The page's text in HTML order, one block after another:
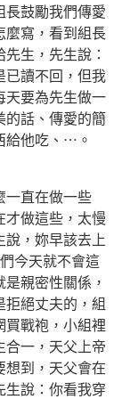
長鼓勵我們傳愛
麼寫，看到組長
生，先生說：
已讀不回，但我
天要為先生做一
的話、傳愛的簡
給他吃、⋯。
一直在做一些
才做這些，太慢
說，妳早該去上
今天就不會這
親密性關係，
拒絕丈夫的，組
買戰袍，小組裡
合一，天父上帝
想到，天父會在
生說：你看我穿